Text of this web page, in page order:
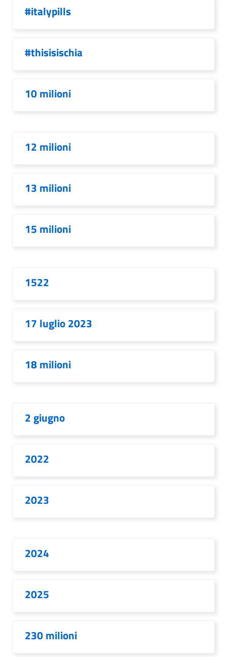
#italypills
#thisisischia
10 milioni
12 milioni
13 milioni
15 milioni
1522
17 luglio 2023
18 milioni
2 giugno
2022
2023
2024
2025
230 milioni